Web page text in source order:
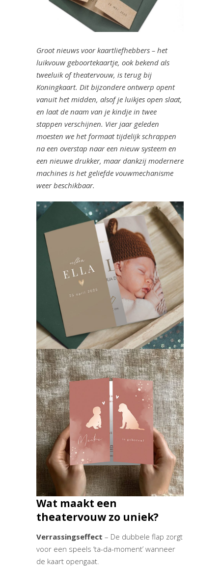
Groot nieuws voor kaartliefhebbers – het
luikvouw geboortekaartje, ook bekend als
tweeluik of theatervouw, is terug bij
Koningkaart. Dit bijzondere ontwerp opent
vanuit het midden, alsof je luikjes open slaat,
en laat de naam van je kindje in twee
stappen verschijnen. Vier jaar geleden
moesten we het formaat tijdelijk schrappen
na een overstap naar een nieuw systeem en
een nieuwe drukker, maar dankzij modernere
machines is het geliefde vouwmechanisme
weer beschikbaar.
Wat maakt een
theatervouw zo uniek?
Verrassingseffect – De dubbele flap zorgt
voor een speels ‘ta-da-moment’ wanneer
de kaart opengaat.